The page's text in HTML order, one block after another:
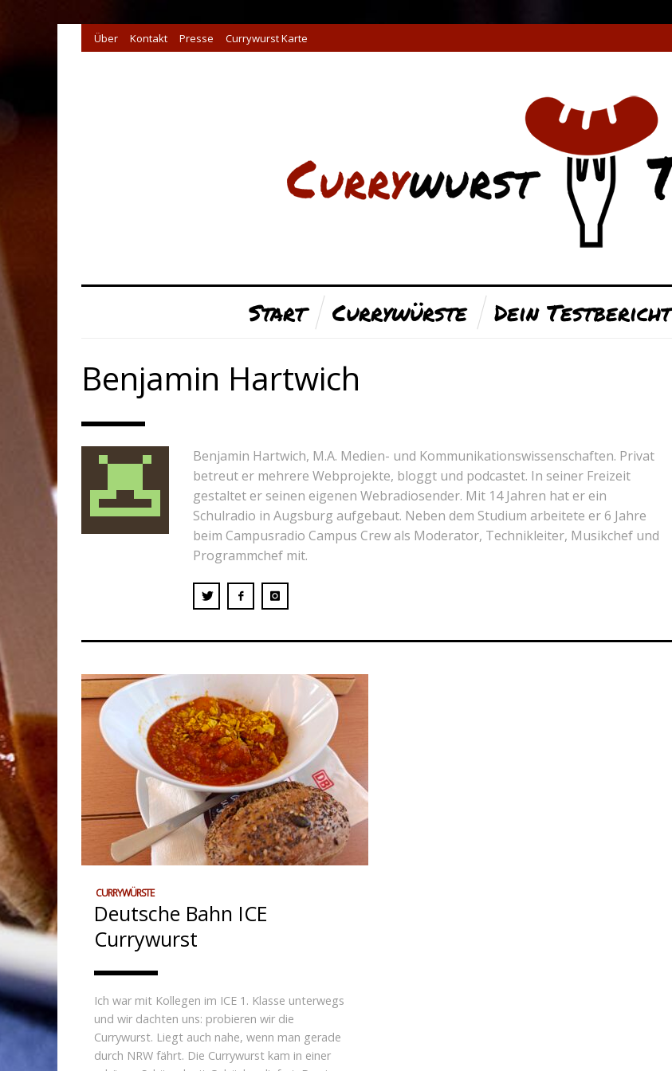
Über Kontakt Presse Currywurst Karte
Start Currywürste Dein Testbericht
Benjamin Hartwich
Benjamin Hartwich, M.A. Medien- und Kommunikationswissenschaften. Privat
betreut er mehrere Webprojekte, bloggt und podcastet. In seiner Freizeit
gestaltet er seinen eigenen Webradiosender. Mit 14 Jahren hat er ein
Schulradio in Augsburg aufgebaut. Neben dem Studium arbeitete er 6 Jahre
beim Campusradio Campus Crew als Moderator, Technikleiter, Musikchef und
Programmchef mit.
CURRYWÜRSTE
Deutsche Bahn ICE
Currywurst
Ich war mit Kollegen im ICE 1. Klasse unterwegs
und wir dachten uns: probieren wir die
Currywurst. Liegt auch nahe, wenn man gerade
durch NRW fährt. Die Currywurst kam in einer